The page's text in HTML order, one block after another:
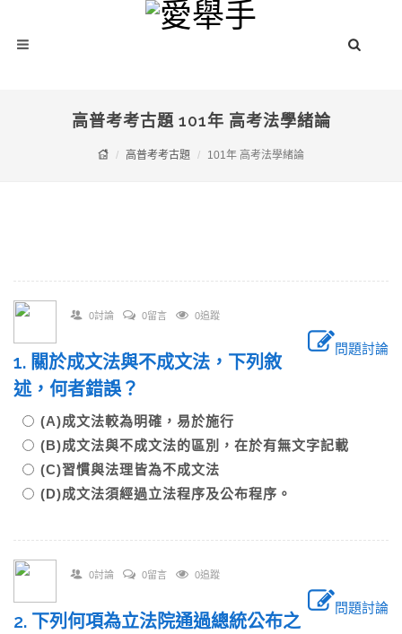
高普考考古題 101年 高考法學緒論
高普考考古題 101年 高考法學緒論
0討論 0留言 0追蹤
問題討論
1. 關於成文法與不成文法，下列敘
述，何者錯誤？
(A)成文法較為明確，易於施行
(B)成文法與不成文法的區別，在於有無文字記載
(C)習慣與法理皆為不成文法
(D)成文法須經過立法程序及公布程序。
0討論 0留言 0追蹤
問題討論
2. 下列何項為立法院通過總統公布之